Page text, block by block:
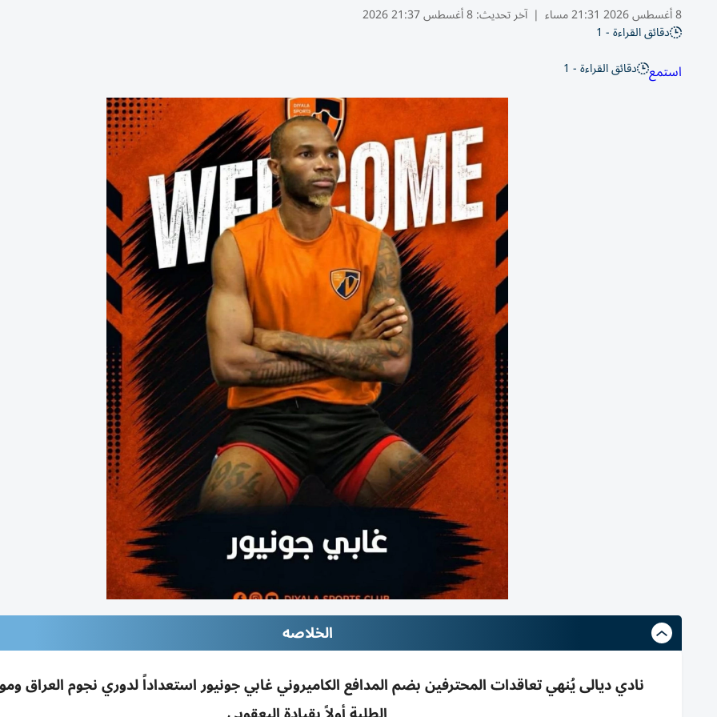
8 أغسطس 2026 21:31 مساء | آخر تحديث:8 أغسطس 21:37 2026
دقائق القراءة - 1
استمع دقائق القراءة - 1
الخلاصه
نادي ديالى يُنهي تعاقدات المحترفين بضم المدافع الكاميروني غابي جونيور استعداداً لدوري نجوم العراق